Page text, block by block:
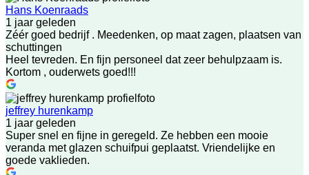
Hans Koenraads
1 jaar geleden
Zéér goed bedrijf . Meedenken, op maat zagen, plaatsen van
schuttingen
Heel tevreden. En fijn personeel dat zeer behulpzaam is.
Kortom , ouderwets goed!!!
jeffrey hurenkamp
1 jaar geleden
Super snel en fijne in geregeld. Ze hebben een mooie
veranda met glazen schuifpui geplaatst. Vriendelijke en
goede vaklieden.